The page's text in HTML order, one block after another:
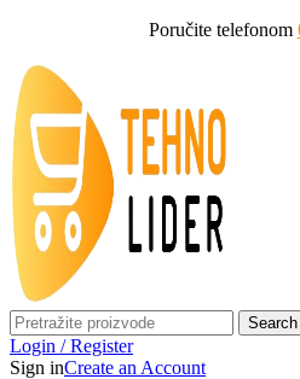
Poručite telefonom
Search
Login / Register
Sign inCreate an Account